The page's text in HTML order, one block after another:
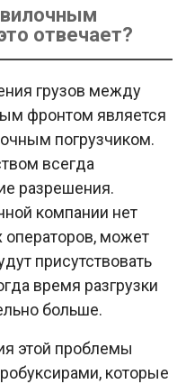
вилочным
отвечает?
грузов между
фронтом является
погрузчиком.
всегда
разрешения.
компании нет
операторов, может
присутствовать
время разгрузки
больше.
этой проблемы
которые